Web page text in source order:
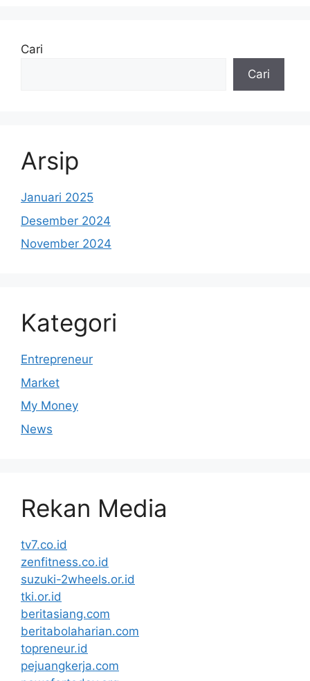
Cari
Cari
Arsip
Januari 2025
Desember 2024
November 2024
Kategori
Entrepreneur
Market
My Money
News
Rekan Media
tv7.co.id
zenfitness.co.id
suzuki-2wheels.or.id
tki.or.id
beritasiang.com
beritabolaharian.com
topreneur.id
pejuangkerja.com